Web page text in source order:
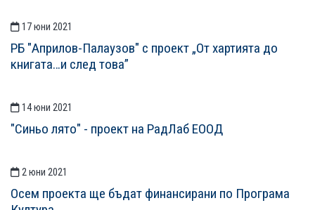
17 юни 2021
РБ "Априлов-Палаузов" с проект „От хартията до
книгата…и след това”
14 юни 2021
"Синьо лято" - проект на РадЛаб ЕООД
2 юни 2021
Осем проекта ще бъдат финансирани по Програма